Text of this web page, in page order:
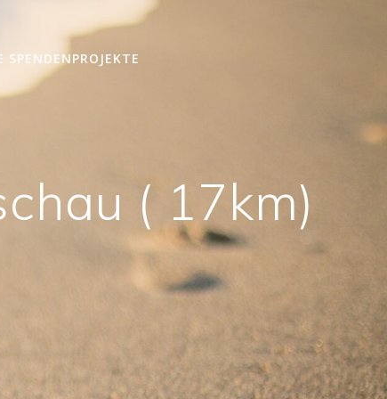
SPENDENPROJEKTE
( 17km)